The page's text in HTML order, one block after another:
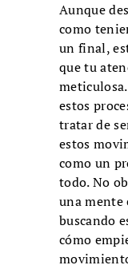
Aunque
como
un final,
que tu
estos
tratar de
estos
como un
todo. No
una mente
buscando
cómo